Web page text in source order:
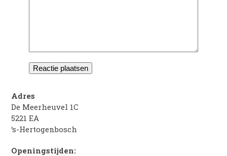
Adres
De Meerheuvel 1C
5221 EA
‘s-Hertogenbosch
Openingstijden: